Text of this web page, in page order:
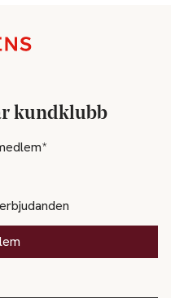
kundklubb